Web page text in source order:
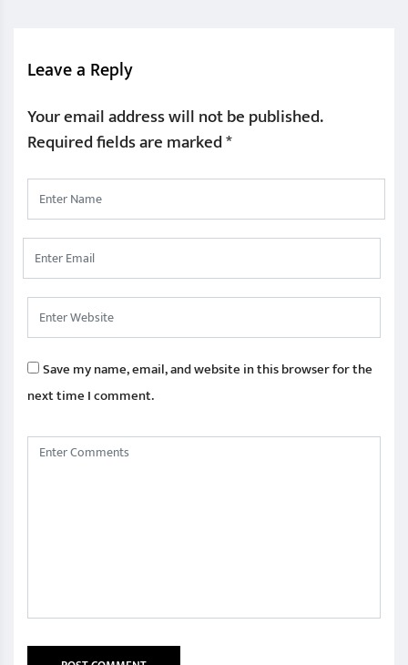
Leave a Reply
Your email address will not be published.
Required fields are marked*
Save my name, email, and website in this browser for the
next time I comment.